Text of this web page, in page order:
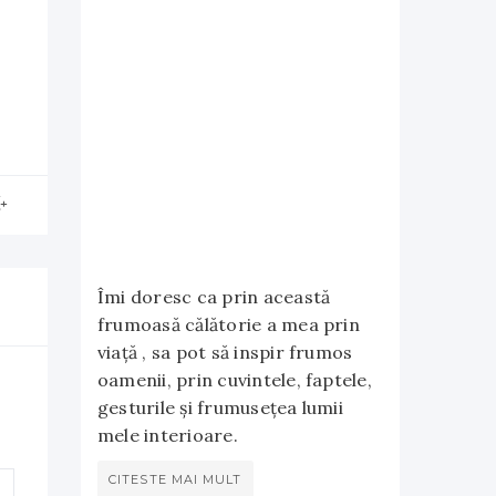
Îmi doresc ca prin această
frumoasă călătorie a mea prin
viață , sa pot să inspir frumos
oamenii, prin cuvintele, faptele,
gesturile și frumusețea lumii
mele interioare.
CITESTE MAI MULT